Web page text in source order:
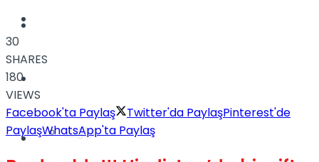
Sağlık
Müzik
30
SHARES
180
VIEWS
Facebook'ta Paylaş
Twitter'da PaylaşPinterest'de
PaylaşWhatsApp'ta Paylaş